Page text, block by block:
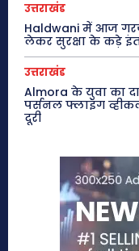
उत्तराखंड
Haldwani में आज
लेकर सुरक्षा के कड़े
उत्तराखंड
Almora के युवा का
पर्सनल फ्लाइंग
दूरी